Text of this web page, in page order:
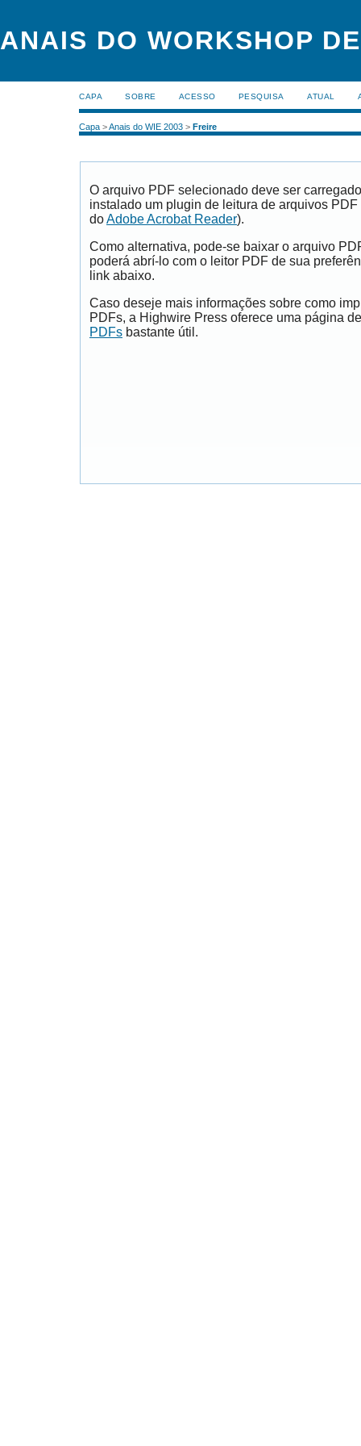
ANAIS DO WORKSHOP
CAPA SOBRE ACESSO PESQUISA ATUAL
Capa >Anais do WIE 2003 > Freire
O arquivo PDF selecionado deve ser
instalado um plugin de leitura de arquivos
doAdobe Acrobat Reader).
Como alternativa, pode-se baixar o arquivo
poderá abrí-lo com o leitor PDF de sua
link abaixo.
Caso deseje mais informações sobre como
PDFs, a Highwire Press oferece uma página
PDFs bastante útil.